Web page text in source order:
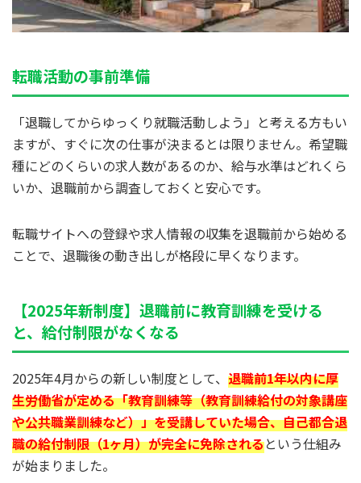
転職活動の事前準備
「退職してからゆっくり就職活動しよう」と考える方もい
ますが、すぐに次の仕事が決まるとは限りません。希望職
種にどのくらいの求人数があるのか、給与水準はどれくら
いか、退職前から調査しておくと安心です。
転職サイトへの登録や求人情報の収集を退職前から始める
ことで、退職後の動き出しが格段に早くなります。
【2025年新制度】退職前に教育訓練を受ける
と、給付制限がなくなる
2025年4月からの新しい制度として、 退職前1年以内に厚
生労働省が定める「教育訓練等（教育訓練給付の対象講座
や公共職業訓練など）」を受講していた場合、自己都合退
職の給付制限（1ヶ月）が完全に免除されるという仕組み
が始まりました。